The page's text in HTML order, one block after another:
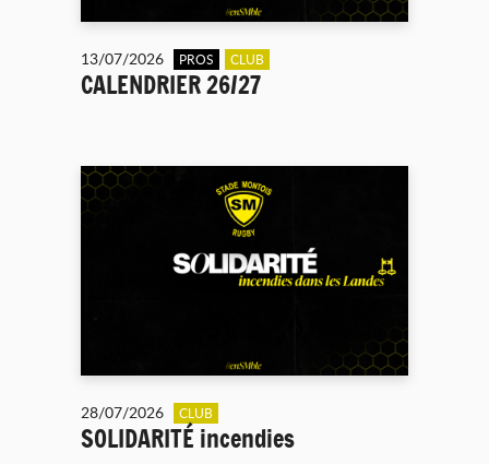
13/07/2026 PROS CLUB
CALENDRIER 26/27
28/07/2026 CLUB
SOLIDARITÉ incendies